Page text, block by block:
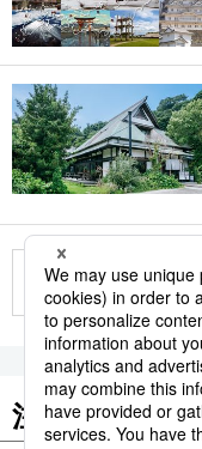
注目のキーワ